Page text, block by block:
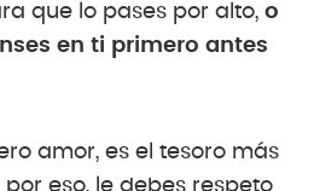
que lo pases por alto, o
en ti primero antes
amor, es el tesoro más